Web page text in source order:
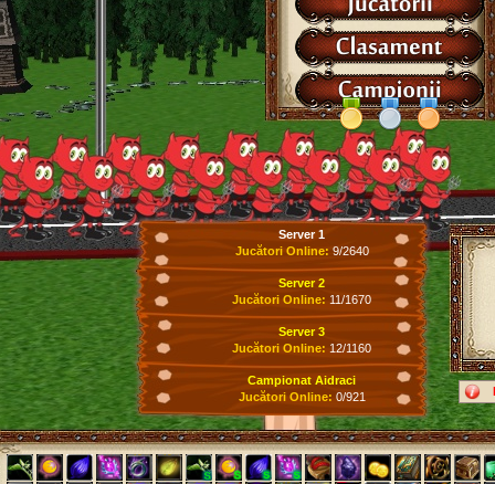
Server 1
Jucători Online: 9/2640
Server 2
Jucători Online: 11/1670
Server 3
Jucători Online: 12/1160
Campionat Aidraci
Jucători Online: 0/921